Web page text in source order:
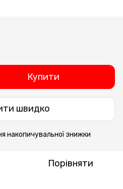
Купити
швидко
накопичувальної знижки
Порівняти